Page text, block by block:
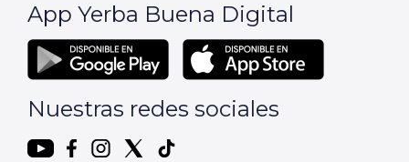
App Yerba Buena Digital
Nuestras redes sociales